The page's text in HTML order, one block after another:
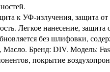
к УФ-излучения, защита
Легкое нанесение, защита
без шлифовки,
Бренд: DIV. Модель:
покрытие